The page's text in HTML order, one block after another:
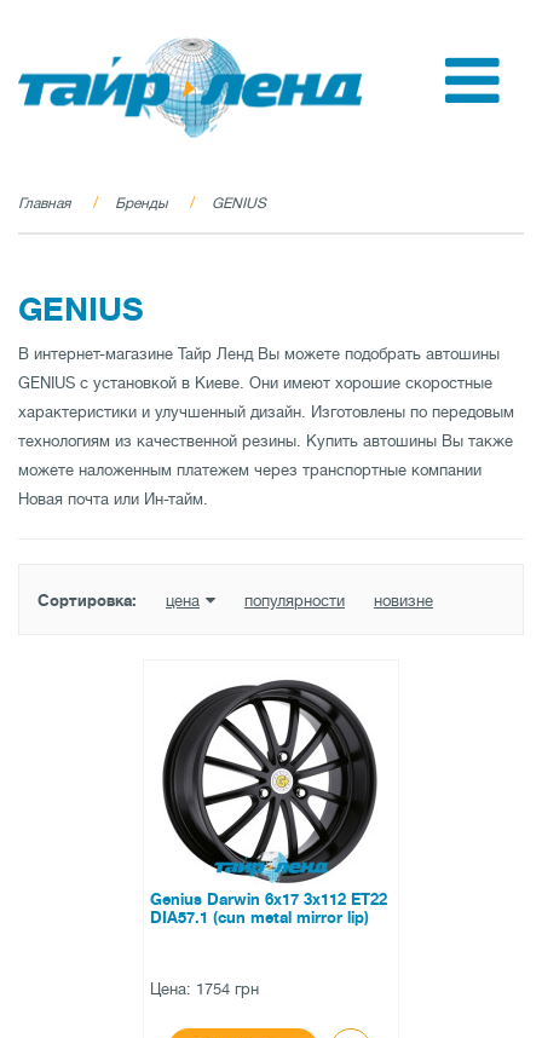
Главная Бренды GENIUS
GENIUS
В интернет-магазине Тайр Ленд Вы можете подобрать автошины
GENIUS с установкой в Киеве. Они имеют хорошие скоростные
характеристики и улучшенный дизайн. Изготовлены по передовым
технологиям из качественной резины. Купить автошины Вы также
можете наложенным платежем через транспортные компании
Новая почта или Ин-тайм.
Сортировка: цена популярности новизне
Genius Darwin 6x17 3x112 ET22
DIA57.1 (cun metal mirror lip)
Цена: 1754 грн